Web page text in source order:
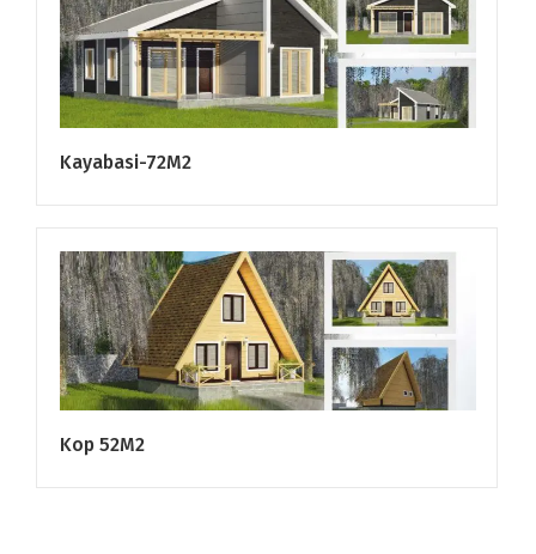
Kayabasi-72M2
Kop 52M2